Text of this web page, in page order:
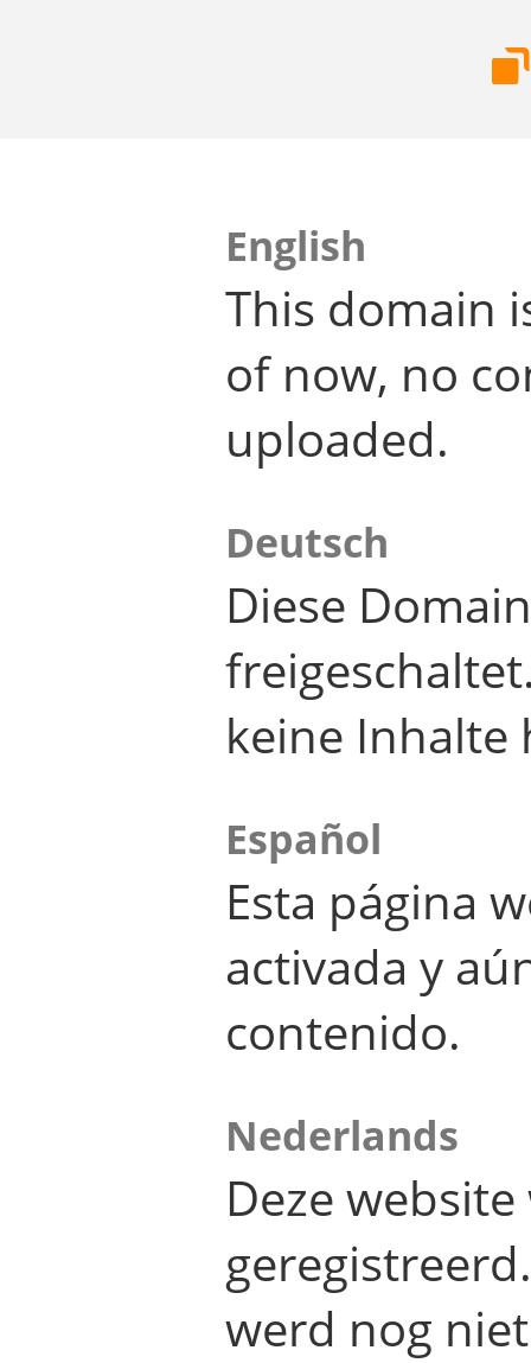
English
This domain
of now, no
uploaded.
Deutsch
Diese
keine Inhalte
Español
Esta página
activada y
contenido.
Nederlands
Deze
werd nog